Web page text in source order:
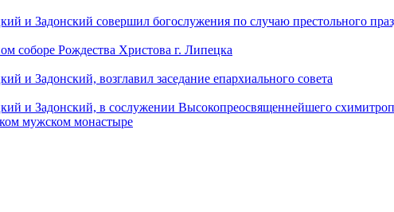
и Задонский совершил богослужения по случаю престольного
соборе Рождества Христова г. Липецка
Задонский, возглавил заседание епархиального совета
и Задонский, в сослужении Высокопреосвященнейшего
мужском монастыре